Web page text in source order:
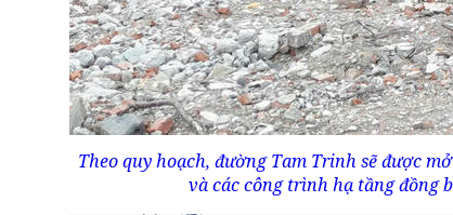
Theo quy hoạch, đường Tam Trinh sẽ được
và các công trình hạ tầng đồng